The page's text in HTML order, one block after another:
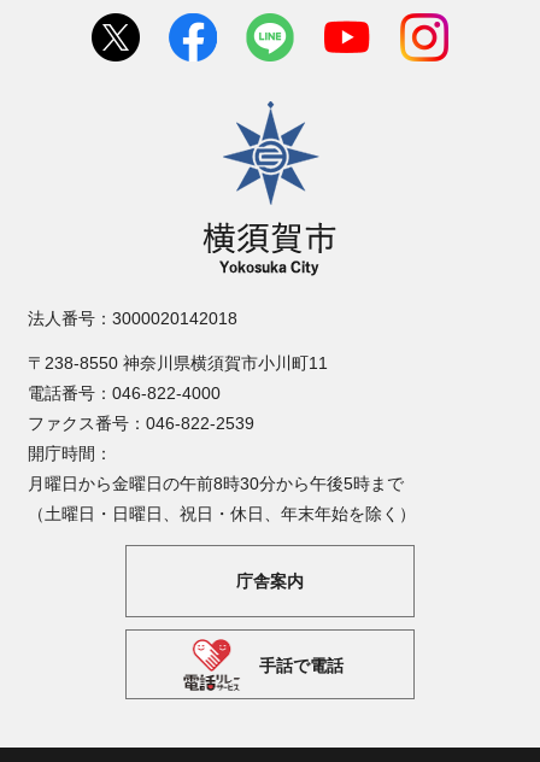
横須賀市
法人番号：3000020142018
〒238-8550 神奈川県横須賀市小川町11
電話番号：046-822-4000
ファクス番号：046-822-2539
開庁時間：
月曜日から金曜日の午前8時30分から午後5時まで
（土曜日・日曜日、祝日・休日、年末年始を除く）
庁舎案内
手話で電話